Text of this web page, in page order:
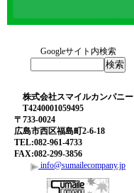
Googleサイト内検索
株式会社スマイルカンパニー
T4240001059495
〒733-0024
広島市西区福島町2-6-18
TEL:082-961-4733
FAX:082-299-3856
info@sumailecompany.jp